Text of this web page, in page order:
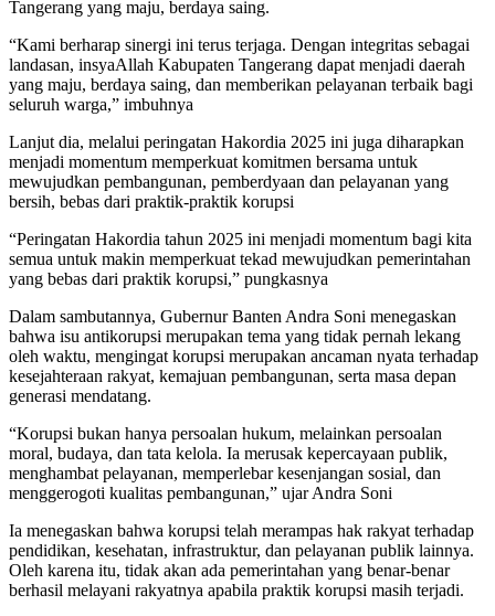
Tangerang yang maju, berdaya saing.
“Kami berharap sinergi ini terus terjaga. Dengan integritas sebagai
landasan, insyaAllah Kabupaten Tangerang dapat menjadi daerah
yang maju, berdaya saing, dan memberikan pelayanan terbaik bagi
seluruh warga,” imbuhnya
Lanjut dia, melalui peringatan Hakordia 2025 ini juga diharapkan
menjadi momentum memperkuat komitmen bersama untuk
mewujudkan pembangunan, pemberdyaan dan pelayanan yang
bersih, bebas dari praktik-praktik korupsi
“Peringatan Hakordia tahun 2025 ini menjadi momentum bagi kita
semua untuk makin memperkuat tekad mewujudkan pemerintahan
yang bebas dari praktik korupsi,” pungkasnya
Dalam sambutannya, Gubernur Banten Andra Soni menegaskan
bahwa isu antikorupsi merupakan tema yang tidak pernah lekang
oleh waktu, mengingat korupsi merupakan ancaman nyata terhadap
kesejahteraan rakyat, kemajuan pembangunan, serta masa depan
generasi mendatang.
“Korupsi bukan hanya persoalan hukum, melainkan persoalan
moral, budaya, dan tata kelola. Ia merusak kepercayaan publik,
menghambat pelayanan, memperlebar kesenjangan sosial, dan
menggerogoti kualitas pembangunan,” ujar Andra Soni
Ia menegaskan bahwa korupsi telah merampas hak rakyat terhadap
pendidikan, kesehatan, infrastruktur, dan pelayanan publik lainnya.
Oleh karena itu, tidak akan ada pemerintahan yang benar-benar
berhasil melayani rakyatnya apabila praktik korupsi masih terjadi.